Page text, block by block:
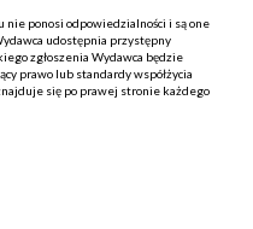
ponosi odpowiedzialności i są one
udostępnia przystępny
zgłoszenia Wydawca będzie
prawo lub standardy współżycia
się po prawej stronie każdego